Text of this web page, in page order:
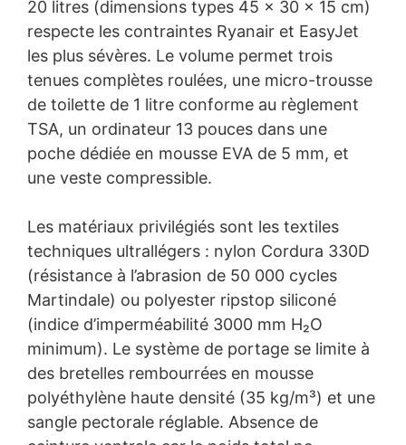
20 litres (dimensions types 45 × 30 × 15 cm)
respecte les contraintes Ryanair et EasyJet
les plus sévères. Le volume permet trois
tenues complètes roulées, une micro-trousse
de toilette de 1 litre conforme au règlement
TSA, un ordinateur 13 pouces dans une
poche dédiée en mousse EVA de 5 mm, et
une veste compressible.
Les matériaux privilégiés sont les textiles
techniques ultrallégers : nylon Cordura 330D
(résistance à l’abrasion de 50 000 cycles
Martindale) ou polyester ripstop siliconé
(indice d’imperméabilité 3000 mm H₂O
minimum). Le système de portage se limite à
des bretelles rembourrées en mousse
polyéthylène haute densité (35 kg/m³) et une
sangle pectorale réglable. Absence de